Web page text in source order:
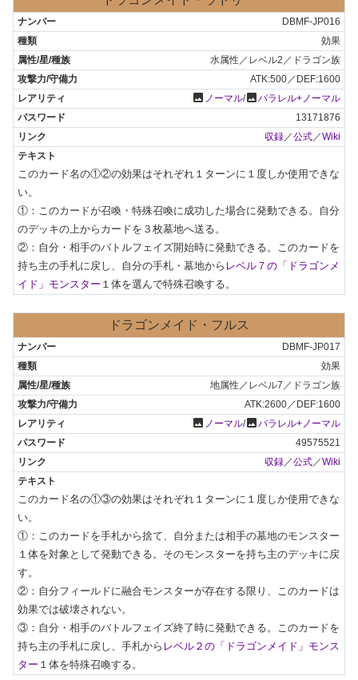
DBMF-JP016
効果
水属性／レベル2／ドラゴン族
ATK:500／DEF:1600
photo ノーマル/photoパラレル+ノーマル
13171876
収録 ／公式 ／Wiki
このカード名の①②の効果はそれぞれ１ターンに１度しか使用できな
い。
①：このカードが召喚・特殊召喚に成功した場合に発動できる。自分
のデッキの上からカードを３枚墓地へ送る。
②：自分・相手のバトルフェイズ開始時に発動できる。このカードを
持ち主の手札に戻し、自分の手札・墓地から レベル７の「ドラゴンメ
イド」モンスター １体を選んで特殊召喚する。
ドラゴンメイド・フルス
DBMF-JP017
効果
地属性／レベル7／ドラゴン族
ATK:2600／DEF:1600
photo ノーマル/photoパラレル+ノーマル
49575521
収録／公式／Wiki
このカード名の①③の効果はそれぞれ１ターンに１度しか使用できな
い。
①：このカードを手札から捨て、自分または相手の墓地のモンスター
１体を対象として発動できる。そのモンスターを持ち主のデッキに戻
す。
②：自分フィールドに融合モンスターが存在する限り、このカードは
効果では破壊されない。
③：自分・相手のバトルフェイズ終了時に発動できる。このカードを
持ち主の手札に戻し、手札から レベル２の「ドラゴンメイド」モンス
ター １体を特殊召喚する。